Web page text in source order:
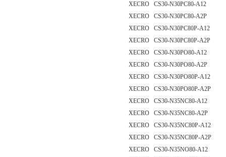
XECRO CS30-N30PC80-A12
XECRO CS30-N30PC80-A2P
XECRO CS30-N30PC80P-A12
XECRO CS30-N30PC80P-A2P
XECRO CS30-N30PO80-A12
XECRO CS30-N30PO80-A2P
XECRO CS30-N30PO80P-A12
XECRO CS30-N30PO80P-A2P
XECRO CS30-N35NC80-A12
XECRO CS30-N35NC80-A2P
XECRO CS30-N35NC80P-A12
XECRO CS30-N35NC80P-A2P
XECRO CS30-N35NO80-A12